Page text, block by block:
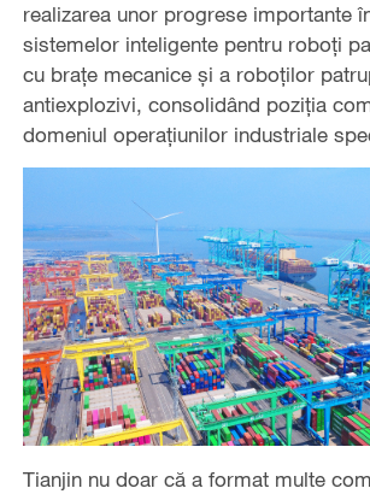
realizarea unor progrese importante
sistemelor inteligente pentru roboți
cu brațe mecanice și a roboților
antiexplozivi, consolidând poziția
domeniul operațiunilor industriale
Tianjin nu doar că a format multe